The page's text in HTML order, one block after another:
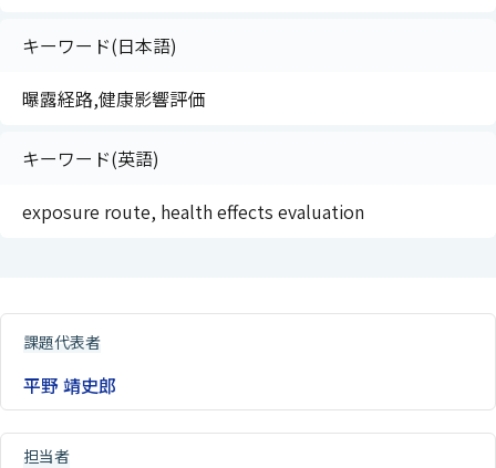
キーワード(日本語)
曝露経路,健康影響評価
キーワード(英語)
exposure route, health effects evaluation
課題代表者
平野 靖史郎
担当者